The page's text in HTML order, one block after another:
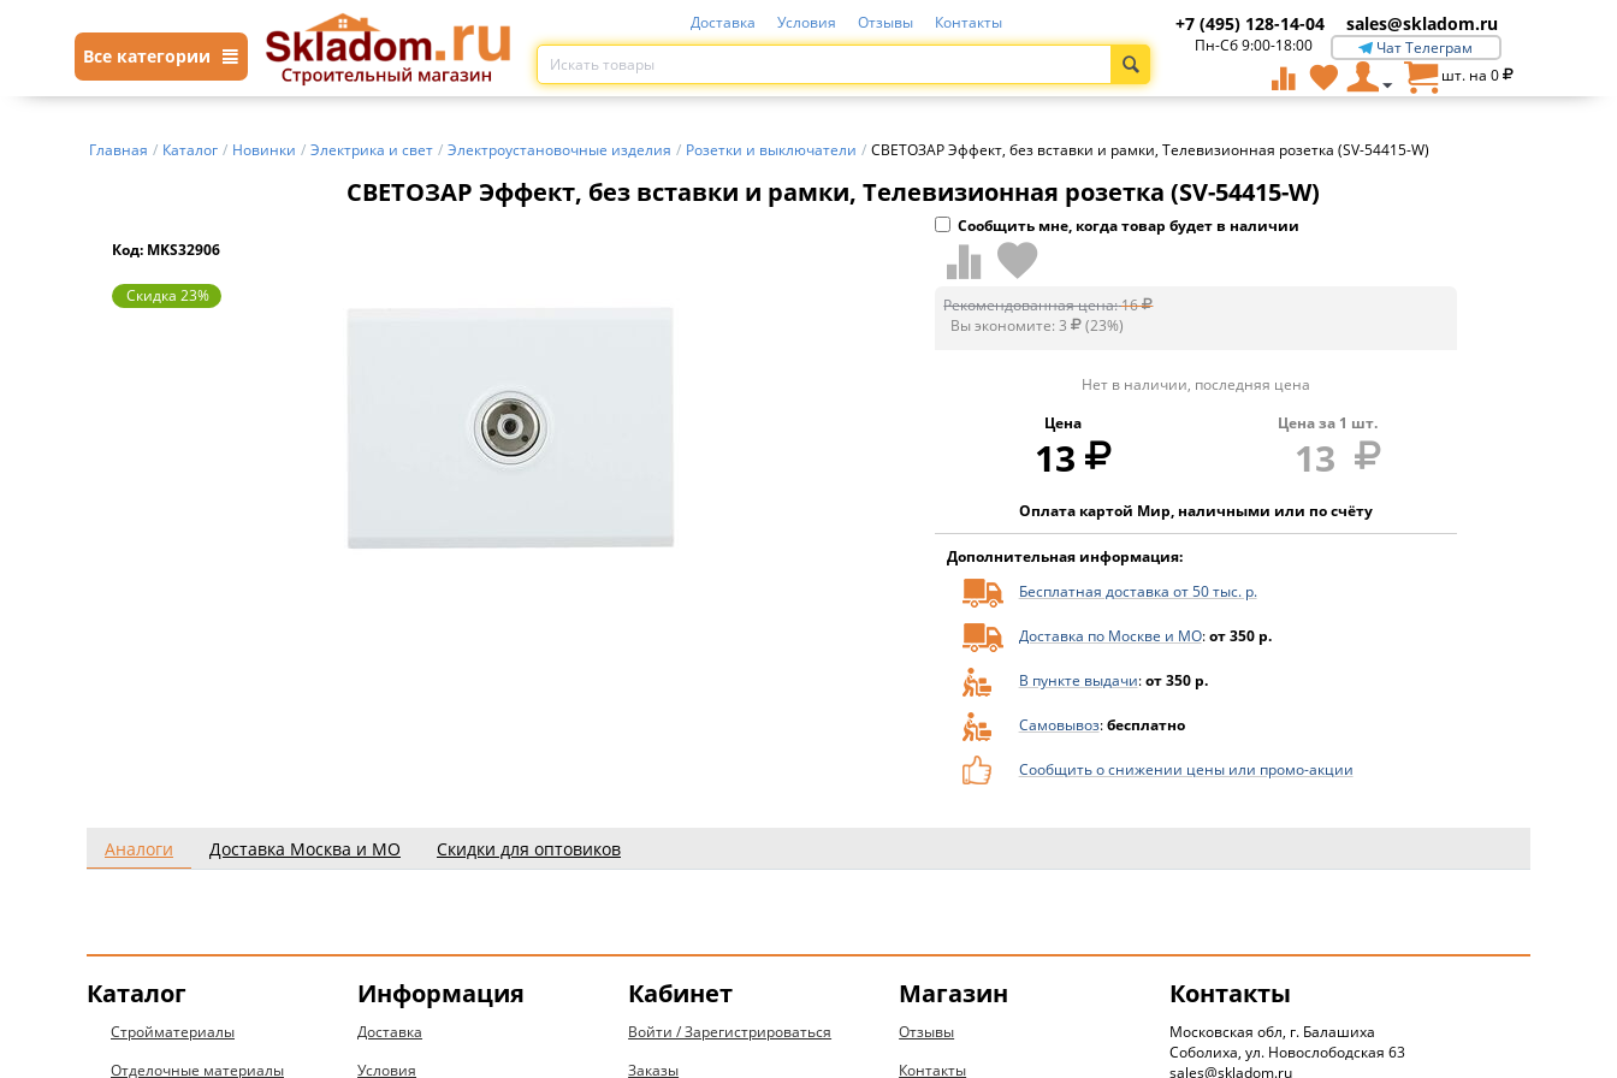
Все категории
Доставка Условия Отзывы Контакты +7 (495) 128-14-04 sales@skladom.ru
Пн-Сб 9:00-18:00
Чат Телеграм
шт. на 0
Главная / Каталог / Новинки / Электрика и свет / Электроустановочные изделия / Розетки и выключатели / СВЕТОЗАР Эффект, без вставки и рамки, Телевизионная розетка (SV-54415-W)
СВЕТОЗАР Эффект, без вставки и рамки, Телевизионная розетка (SV-54415-W)
Код: MKS32906
Скидка 23%
Сообщить мне, когда товар будет в наличии
Рекомендованная цена:16
Вы экономите:3 (23%)
Нет в наличии, последняя цена
Цена
13
Цена за 1 шт.
13
Оплата картой Мир, наличными или по счёту
Дополнительная информация:
Бесплатная доставка от 50 тыс. р.
Доставка по Москве и МО:от 350 р.
В пункте выдачи:от 350 р.
Самовывоз:бесплатно
Сообщить о снижении цены или промо-акции
Аналоги Доставка Москва и МО Скидки для оптовиков
Каталог
Стройматериалы
Отделочные материалы
Информация
Доставка
Условия
Кабинет
Войти / Зарегистрироваться
Заказы
Магазин
Отзывы
Контакты
Контакты
Московская обл, г. Балашиха
Соболиха, ул. Новослободская 63
sales@skladom.ru